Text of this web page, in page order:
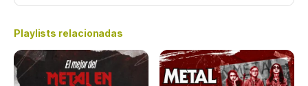
Playlists relacionadas